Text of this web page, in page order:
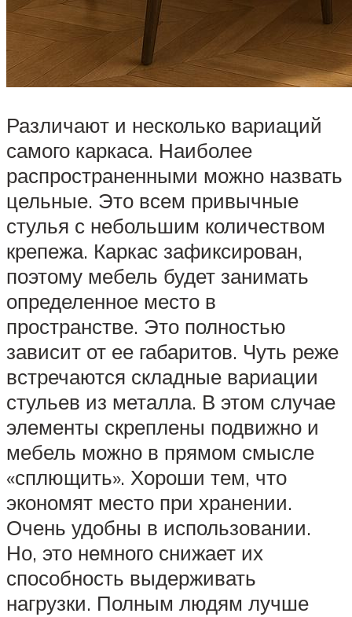
Различают и несколько вариаций
самого каркаса. Наиболее
распространенными можно назвать
цельные. Это всем привычные
стулья с небольшим количеством
крепежа. Каркас зафиксирован,
поэтому мебель будет занимать
определенное место в
пространстве. Это полностью
зависит от ее габаритов. Чуть реже
встречаются складные вариации
стульев из металла. В этом случае
элементы скреплены подвижно и
мебель можно в прямом смысле
«сплющить». Хороши тем, что
экономят место при хранении.
Очень удобны в использовании.
Но, это немного снижает их
способность выдерживать
нагрузки. Полным людям лучше